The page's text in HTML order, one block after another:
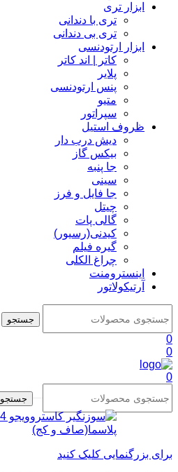
ابزار تری
تری با دندانی
تری بی دندانی
ابزار ارتودنسی
کاتر | اند کاتر
پلایر
پنس ارتودنسی
متیو
سپراتور
ظروف استیل
دیش درب دار
بیکس گاز
جا پنبه
سینی
جا فایل و فرز
چیتل
گالی پات
کیدنی(رسیور)
گیره فیلم
چراغ الکلی
اینسترومنت
آرتیکولاتور
جستجو
0
0
0
جستجو
برای بزرگنمایی کلیک کنید